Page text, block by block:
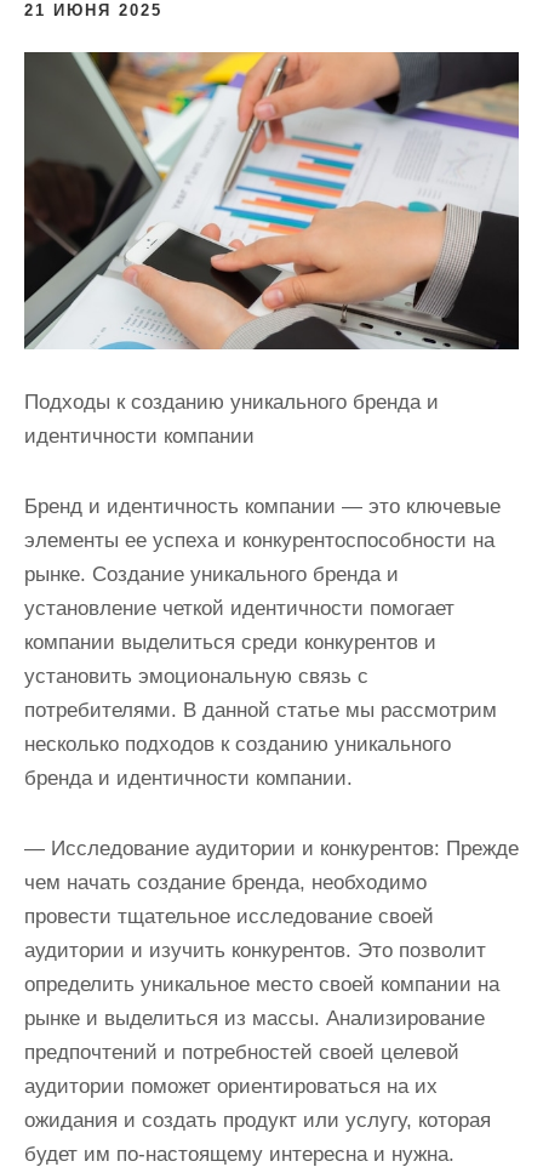
21 ИЮНЯ 2025
Подходы к созданию уникального бренда и
идентичности компании
Бренд и идентичность компании — это ключевые
элементы ее успеха и конкурентоспособности на
рынке. Создание уникального бренда и
установление четкой идентичности помогает
компании выделиться среди конкурентов и
установить эмоциональную связь с
потребителями. В данной статье мы рассмотрим
несколько подходов к созданию уникального
бренда и идентичности компании.
— Исследование аудитории и конкурентов: Прежде
чем начать создание бренда, необходимо
провести тщательное исследование своей
аудитории и изучить конкурентов. Это позволит
определить уникальное место своей компании на
рынке и выделиться из массы. Анализирование
предпочтений и потребностей своей целевой
аудитории поможет ориентироваться на их
ожидания и создать продукт или услугу, которая
будет им по-настоящему интересна и нужна.